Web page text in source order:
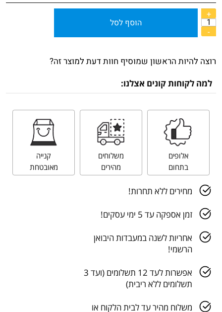
הוסף לסל
רוצה להיות הראשון שמוסיף חוות דעת למוצר זה?
למה לקוחות קונים אצלנו:
אלופים
בתחום
משלוחים
מהירים
קנייה
מאובטחת
מחירים ללא תחרות!
זמן אספקה עד 5 ימי עסקים!
אחריות לשנה במעבדות היבואן
הרשמי!
אפשרות לעד 12 תשלומים (ועד 3
תשלומים ללא ריבית)
משלוח מהיר עד לבית הלקוח או